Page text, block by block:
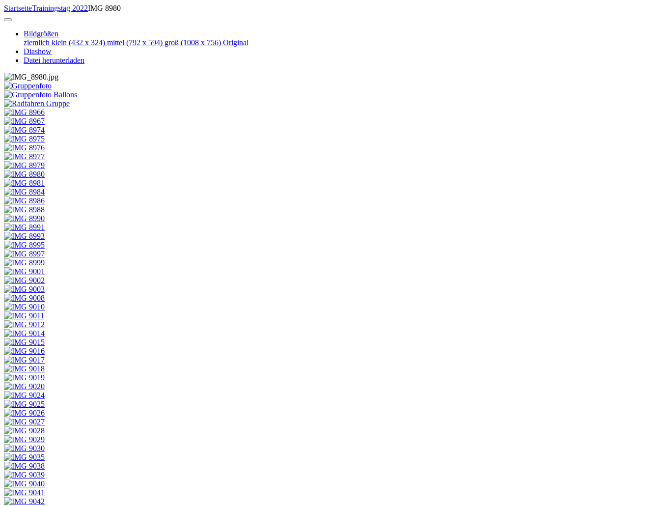
StartseiteTrainingstag 2022IMG 8980
Bildgrößen
ziemlich klein (432 x 324) mittel (792 x 594) groß (1008 x 756) Original
Diashow
Datei herunterladen